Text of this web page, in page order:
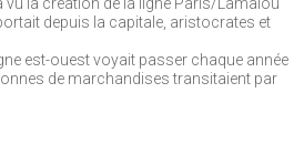
depuis la capitale, aristocrates et
est-ouest voyait passer chaque année
de marchandises transitaient par